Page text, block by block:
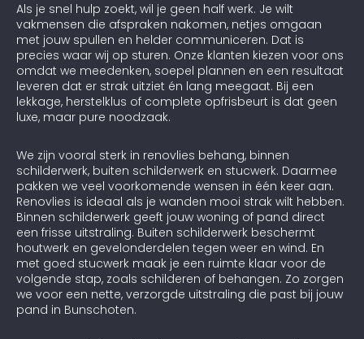
Als je snel hulp zoekt, wil je geen half werk. Je wilt
vakmensen die afspraken nakomen, netjes omgaan
met jouw spullen en helder communiceren. Dat is
precies waar wij op sturen. Onze klanten kiezen voor ons
omdat we meedenken, soepel plannen en een resultaat
leveren dat er strak uitziet én lang meegaat. Bij een
lekkage, herstelklus of complete opfrisbeurt is dat geen
luxe, maar pure noodzaak.
We zijn vooral sterk in renovlies behang, binnen
schilderwerk, buiten schilderwerk en stucwerk. Daarmee
pakken we veel voorkomende wensen in één keer aan.
Renovlies is ideaal als je wanden mooi strak wilt hebben.
Binnen schilderwerk geeft jouw woning of pand direct
een frisse uitstraling. Buiten schilderwerk beschermt
houtwerk en gevelonderdelen tegen weer en wind. En
met goed stucwerk maak je een ruimte klaar voor de
volgende stap, zoals schilderen of behangen. Zo zorgen
we voor een nette, verzorgde uitstraling die past bij jouw
pand in Bunschoten.